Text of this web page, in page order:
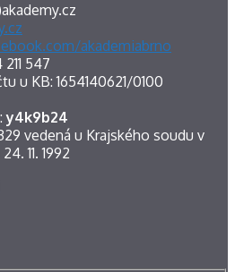
akademiabrno
547
u KB: 1654140621/0100
y4k9b24
vedená u Krajského soudu v
11. 1992